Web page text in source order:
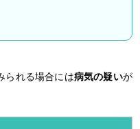
られる場合には病気の疑いが